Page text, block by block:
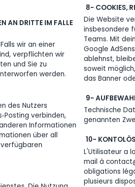
DATEN AN DRITTE IM FALLE
Falls wir an einer
sind, verpflichten wir
und Sie zu
unterworfen werden.
Konten des Nutzers
für Cross‑Posting verbinden,
alle anderen Informationen